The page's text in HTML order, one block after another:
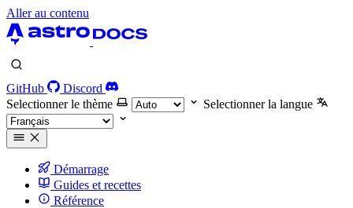
Aller au contenu
GitHub
Discord
Selectionner le thème
Selectionner la langue
Démarrage
Guides et recettes
Référence